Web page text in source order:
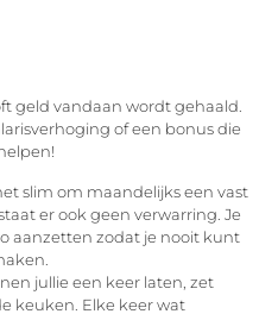
geld vandaan wordt gehaald.
of een bonus die
slim om maandelijks een vast
er ook geen verwarring. Je
aanzetten zodat je nooit kunt
jullie een keer laten, zet
keuken. Elke keer wat